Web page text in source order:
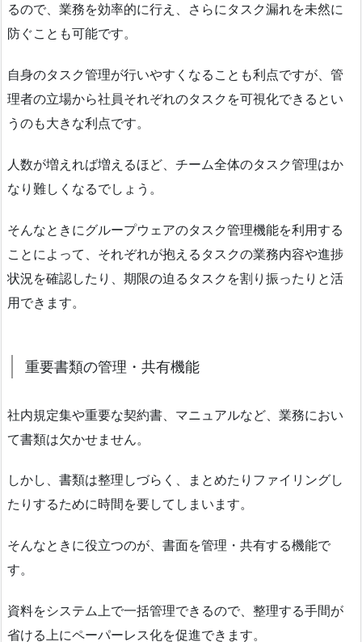
るので、業務を効率的に行え、さらにタスク漏れを未然に
防ぐことも可能です。
自身のタスク管理が行いやすくなることも利点ですが、管
理者の立場から社員それぞれのタスクを可視化できるとい
うのも大きな利点です。
人数が増えれば増えるほど、チーム全体のタスク管理はか
なり難しくなるでしょう。
そんなときにグループウェアのタスク管理機能を利用する
ことによって、それぞれが抱えるタスクの業務内容や進捗
状況を確認したり、期限の迫るタスクを割り振ったりと活
用できます。
重要書類の管理・共有機能
社内規定集や重要な契約書、マニュアルなど、業務におい
て書類は欠かせません。
しかし、書類は整理しづらく、まとめたりファイリングし
たりするために時間を要してしまいます。
そんなときに役立つのが、書面を管理・共有する機能で
す。
資料をシステム上で一括管理できるので、整理する手間が
省ける上にペーパーレス化を促進できます。